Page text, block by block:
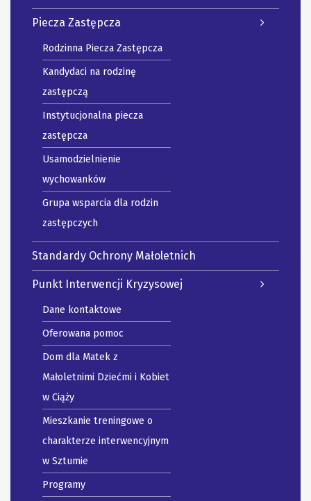
Piecza Zastępcza
Rodzinna Piecza Zastępcza
Kandydaci na rodzinę
zastępczą
Instytucjonalna piecza
zastępcza
Usamodzielnienie
wychowanków
Grupa wsparcia dla rodzin
zastępczych
Standardy Ochrony Małoletnich
Punkt Interwencji Kryzysowej
Dane kontaktowe
Oferowana pomoc
Dom dla Matek z
Małoletnimi Dziećmi i Kobiet
w Ciąży
Mieszkanie treningowe o
charakterze interwencyjnym
w Sztumie
Programy